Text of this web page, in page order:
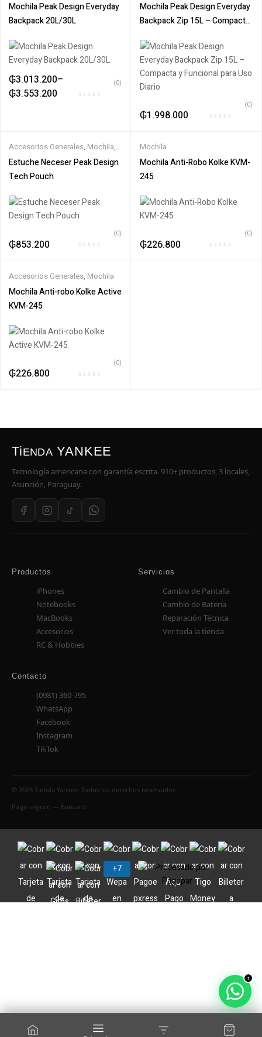
Mochila Peak Design Everyday
Backpack 20L/30L
₲3.013.200–
₲3.553.200
(0)
Mochila Peak Design Everyday
Backpack Zip 15L – Compacta
₲1.998.000
(0)
Accesorios Generales, Mochila,
OTROS
Estuche Neceser Peak Design
Tech Pouch
₲853.200
(0)
Mochila
Mochila Anti-Robo Kolke KVM-
245
₲226.800
(0)
Accesorios Generales, Mochila
Mochila Anti-robo Kolke Active
KVM-245
₲226.800
(0)
1
TiENDA YANKEE
Tecnología americana con garantía escrita. 910+ productos, 3 locales,
Asunción, Paraguay.
Productos
iPhones
Notebooks
MacBooks
Accesorios
RC & Hobbies
Servicios
Cambio de Pantalla
Cambio de Batería
Reparación Técnica
Ver toda la tienda
Contacto
(0981) 360-795
WhatsApp
Facebook
Instagram
TikTok
© 2025 Tienda Yankee. Todos los derechos reservados.
Pago seguro — Bancard